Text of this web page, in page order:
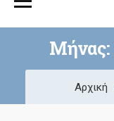
Μήνας:
Αρχική